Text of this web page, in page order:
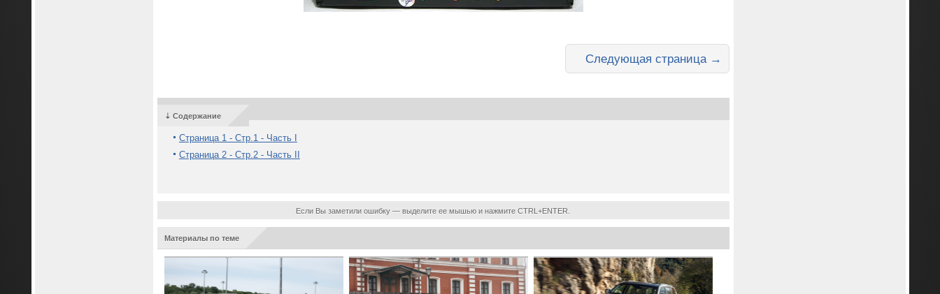
Следующая страница →
⇣ Содержание
Страница 1 - Стр.1 - Часть I
Страница 2 - Стр.2 - Часть II
Если Вы заметили ошибку — выделите ее мышью и нажмите CTRL+ENTER.
Материалы по теме